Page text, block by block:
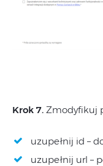
Krok 7. Zmodyfikuj
uzupełnij id –
uzupełnij url –